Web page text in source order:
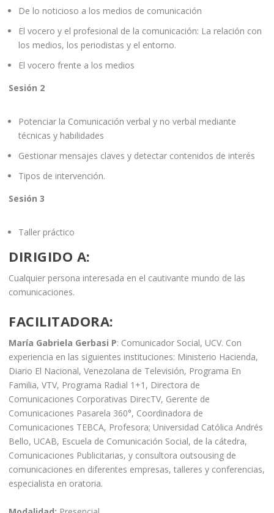
De lo noticioso a los medios de comunicación
El vocero y el profesional de la comunicación: La relación con
los medios, los periodistas y el entorno.
El vocero frente a los medios
Sesión 2
Potenciar la Comunicación verbal y no verbal mediante
técnicas y habilidades
Gestionar mensajes claves y detectar contenidos de interés
Tipos de intervención.
Sesión 3
Taller práctico
DIRIGIDO A:
Cualquier persona interesada en el cautivante mundo de las
comunicaciones.
FACILITADORA:
María Gabriela Gerbasi P: Comunicador Social, UCV. Con
experiencia en las siguientes instituciones: Ministerio Hacienda,
Diario El Nacional, Venezolana de Televisión, Programa En
Familia, VTV, Programa Radial 1+1, Directora de
Comunicaciones Corporativas DirecTV, Gerente de
Comunicaciones Pasarela 360°, Coordinadora de
Comunicaciones TEBCA, Profesora; Universidad Católica Andrés
Bello, UCAB, Escuela de Comunicación Social, de la cátedra,
Comunicaciones Publicitarias, y consultora outsousing de
comunicaciones en diferentes empresas, talleres y conferencias,
especialista en oratoria.